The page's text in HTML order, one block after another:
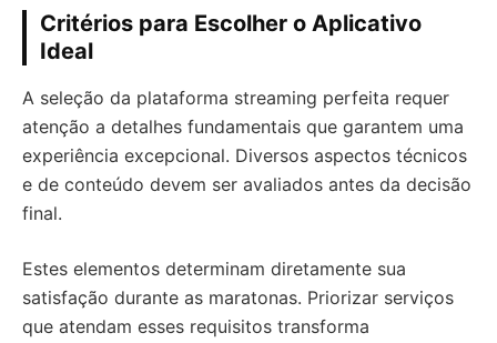
Critérios para Escolher o Aplicativo
Ideal
A seleção da plataforma streaming perfeita requer
atenção a detalhes fundamentais que garantem uma
experiência excepcional. Diversos aspectos técnicos
e de conteúdo devem ser avaliados antes da decisão
final.
Estes elementos determinam diretamente sua
satisfação durante as maratonas. Priorizar serviços
que atendam esses requisitos transforma